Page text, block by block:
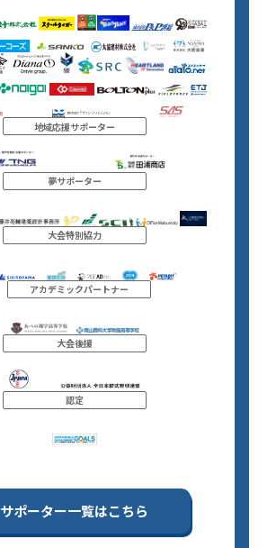
地域応援サポーター
夢サポーター
大会特別協力
アカデミックパートナー
大会後援
認定
サポーター一覧はこちら